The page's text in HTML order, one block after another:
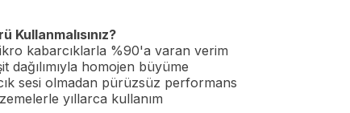
Kullanmalısınız?
kabarcıklarla %90'a varan verim
dağılımıyla homojen büyüme
sesi olmadan pürüzsüz performans
yıllarca kullanım